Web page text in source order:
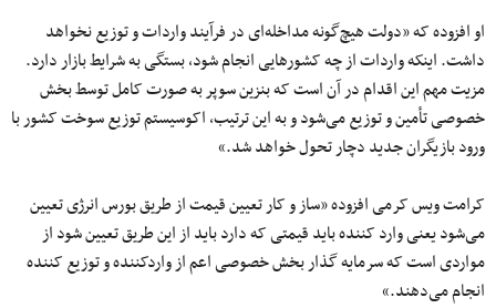
او افزوده که «دولت هیچ‌گونه مداخله‌ای در فرآیند واردات و توزیع نخواهد
داشت. اینکه واردات از چه کشورهایی انجام شود، بستگی به شرایط بازار دارد.
مزیت مهم این اقدام در آن است که بنزین سوپر به صورت کامل توسط بخش
خصوصی تأمین و توزیع می‌شود و به این ترتیب، اکوسیستم توزیع سوخت کشور با
ورود بازیگران جدید دچار تحول خواهد شد.»
کرامت ویس کرمی افزوده «ساز و کار تعیین قیمت از طریق بورس انرژی تعیین
می‌شود یعنی وارد کننده باید قیمتی که دارد باید از این طریق تعیین شود از
مواردی است که سرمایه گذار بخش خصوصی اعم از واردکننده و توزیع کننده
انجام می‌دهند.»